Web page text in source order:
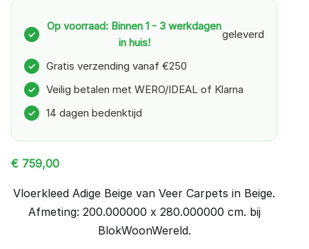
✓
Op voorraad: Binnen 1 - 3 werkdagen
in huis!
geleverd
✓ Gratis verzending vanaf €250
✓ Veilig betalen met WERO/IDEAL of Klarna
✓ 14 dagen bedenktijd
€ 759,00
Vloerkleed Adige Beige van Veer Carpets in Beige.
Afmeting: 200.000000 x 280.000000 cm. bij
BlokWoonWereld.